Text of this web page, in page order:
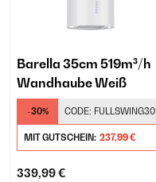
Barella 35cm 519m³/h
Wandhaube Weiß
-30% CODE: FULLSWING30
MIT GUTSCHEIN: 237,99 €
339,99 €